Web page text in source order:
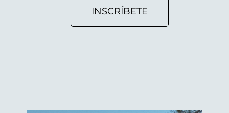
INSCRÍBETE